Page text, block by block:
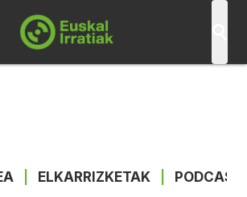
ELKARRIZKETAK